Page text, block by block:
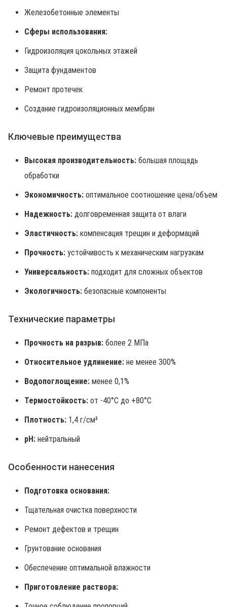
Железобетонные элементы
Сферы использования:
Гидроизоляция цокольных этажей
Защита фундаментов
Ремонт протечек
Создание гидроизоляционных мембран
Ключевые преимущества
Высокая производительность: большая площадь
обработки
Экономичность: оптимальное соотношение цена/объем
Надежность: долговременная защита от влаги
Эластичность: компенсация трещин и деформаций
Прочность: устойчивость к механическим нагрузкам
Универсальность: подходит для сложных объектов
Экологичность: безопасные компоненты
Технические параметры
Прочность на разрыв: более 2 МПа
Относительное удлинение: не менее 300%
Водопоглощение: менее 0,1%
Термостойкость: от -40°C до +80°C
Плотность: 1,4 г/см³
pH: нейтральный
Особенности нанесения
Подготовка основания:
Тщательная очистка поверхности
Ремонт дефектов и трещин
Грунтование основания
Обеспечение оптимальной влажности
Приготовление раствора: